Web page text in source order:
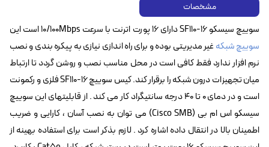
مشخصات
سوییچ سیسکو SF110-16 دارای ۱۶ پورت اترنت با سرعت 10/100Mbps است این
سوییچ شبکه غیر مدیریتی بوده و برای راه اندازی نیازی به پیکره بندی و نصب
نرم افزار ندارد فقط کافی است در محل مناسب نصب و روشن گردد تا ارتباط
میان تجهیزات درون شبکه را برقرار کند. کیس سوییچ SF110-16 فلزی و رکمونت
است و در دمای ۰ تا ۴۰ درجه سانتیگراد کار می کند . از قابلیتهای این سوییچ
سیسکو اس ام بی (Cisco SMB) می توان به نصب آسان ، کارایی و ضریب
اطمینان بالا در انتقال داده اشاره کرد . لازم بذکر است برای استفاده بهینه از